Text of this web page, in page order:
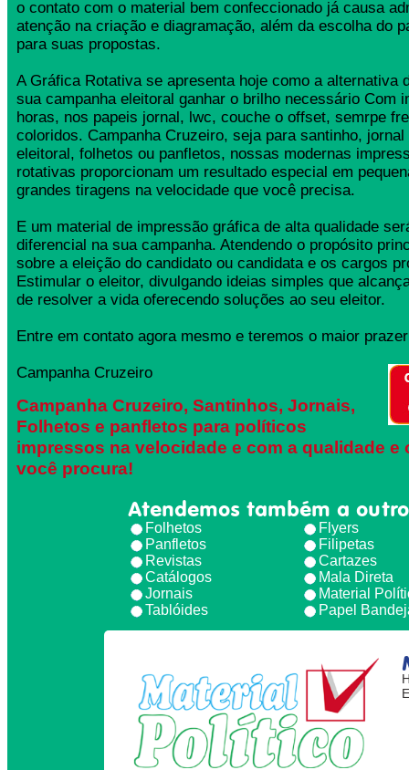
o contato com o material bem confeccionado já causa
atenção na criação e diagramação, além da escolha do
para suas propostas.
A Gráfica Rotativa se apresenta hoje como a alternativa
sua campanha eleitoral ganhar o brilho necessário Com
horas, nos papeis jornal, lwc, couche o offset, semrpe
coloridos. Campanha Cruzeiro, seja para santinho, jornal
eleitoral, folhetos ou panfletos, nossas modernas
rotativas proporcionam um resultado especial em
grandes tiragens na velocidade que você precisa.
E um material de impressão gráfica de alta qualidade
diferencial na sua campanha. Atendendo o propósito
sobre a eleição do candidato ou candidata e os cargos
Estimular o eleitor, divulgando ideias simples que
de resolver a vida oferecendo soluções ao seu eleitor.
Entre em contato agora mesmo e teremos o maior
Campanha Cruzeiro
Campanha Cruzeiro, Santinhos, Jornais,
Folhetos e panfletos para políticos
impressos na velocidade e com a qualidade e
você procura!
Atendemos também a
Folhetos
Panfletos
Revistas
Catálogos
Jornais
Tablóides
Flyers
Filipetas
Cartazes
Mala Direta
Material
Papel